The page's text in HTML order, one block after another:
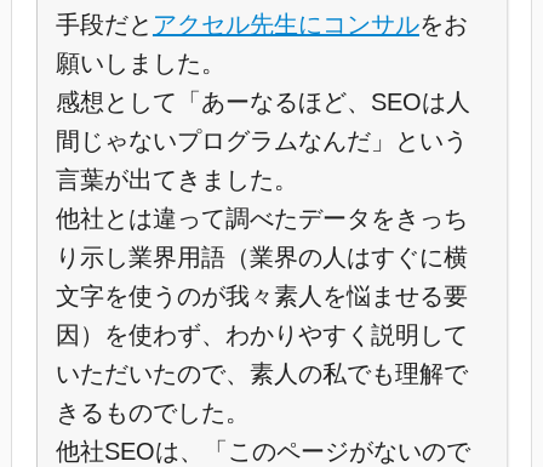
手段だと アクセル先生にコンサルをお
願いしました。
感想として「あーなるほど、SEOは人
間じゃないプログラムなんだ」という
言葉が出てきました。
他社とは違って調べたデータをきっち
り示し業界用語（業界の人はすぐに横
文字を使うのが我々素人を悩ませる要
因）を使わず、わかりやすく説明して
いただいたので、素人の私でも理解で
きるものでした。
他社SEOは、「このページがないので